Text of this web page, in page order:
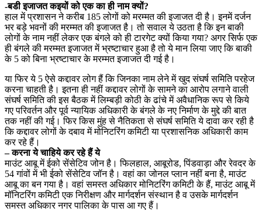
-बडी इजाजत कइयों को एक का ही नाम क्यों?
हाल में प्रशासन ने करीब 185 लोगों को मरम्मत की इजाजत दी है। इनमें दर्जन
भर बड़े भवनों की मरम्मत की इजाजत है। तो सवाल ये उठता है कि इन बाकी
लोगों के नाम नहीं लेकर एक बंगले को ही टारगेट क्यों किया गया? अगर सिर्फ एक
ही बंगले की मरम्मत इजाजत में भ्रष्टाचार हुआ है तो ये मान लिया जाए कि बाकी
के 5 को बिना भ्रष्टाचार के मरम्मत इजाजत दी गई है।
या फिर ये 5 ऐसे कद्दावर लोग हैं कि जिनका नाम लेने में खुद संघर्ष समिति परहेज
करना चाहती है। इतना ही नहीं कद्दावर लोगों के सामने का आरोप लगाने वाली
संघर्ष समिति की इस बैठक में लिम्बड़ी कोठी के ढांचे में अवैधानिक रूप से किये
गए परिवर्तन और पूर्व न्यायिक अधिकारी के बंगले के नए निर्माण के मुद्दे की बात
तक नहीं की गई। फिर किस मुंह से नैतिकता से संघर्ष समिति ये दावा कर रही है
कि कद्दावर लोगों के दबाव में मोनिटरिंग कमिटी या प्रशासनिक अधिकारी काम
कर रहे हैं।
– करना ये चाहिये कर रहे हैं ये
माउंट आबू में ईको सेंसेटिव जोन है। फिलहाल, आबूरोड, पिंडवाड़ा और रेवदर के
54 गांवों में भी ईको सेंसेटिव जॉन है। वहां का जोनल प्लान नहीं बना है, माउंट
आबू का बन गया है। वहां समस्त अधिकार मोनिटरिंग कमिटी के हैं, माउंट आबू में
मॉनिटरिंग कमिटी एक निरीक्षण और मार्गदर्शन संस्थान है व उसके मार्गदर्शन
समस्त अधिकार नगर पालिका के पास आ गए हैं।